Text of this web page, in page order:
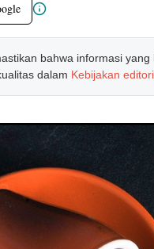
bahwa informasi
dalam Kebijakan